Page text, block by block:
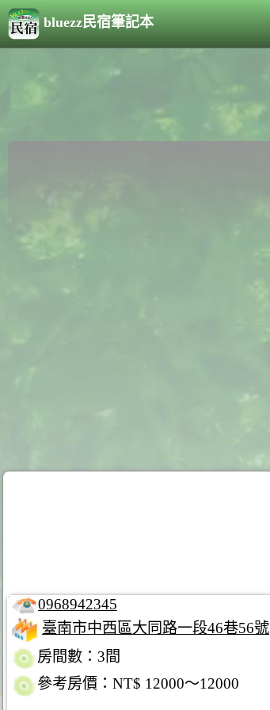
bluezz民宿筆記本
0968942345
臺南市中西區大同路一段46巷56號
房間數：3間
參考房價：NT$ 12000～12000